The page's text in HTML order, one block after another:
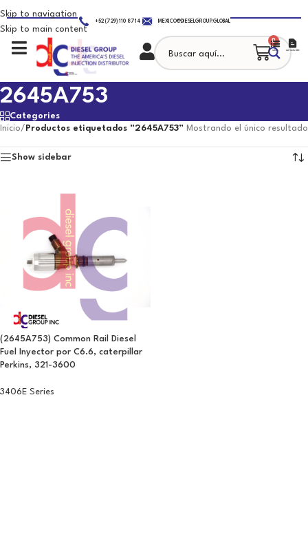
Skip to navigation
Skip to main content
+52 (729) 110 8714 MEXICO@DIESELGROUP.GLOBAL
0
2645A753
Categories
Inicio/ Productos etiquetados “2645A753” Mostrando el único resultado
Show sidebar
(2645A753) Common Rail Diesel
Fuel Inyector por C6.6, caterpillar
Perkins, 321-3600
3406E Series